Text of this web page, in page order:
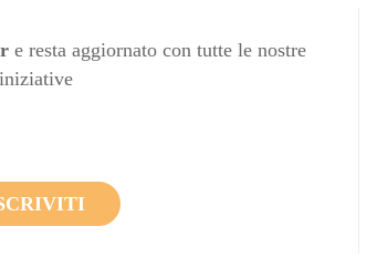
e resta aggiornato con tutte le nostre
iniziative